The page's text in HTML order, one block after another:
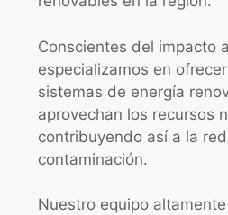
Conscientes del impacto
especializamos en
sistemas de energía
aprovechan los recursos
contribuyendo así a la
contaminación.
Nuestro equipo